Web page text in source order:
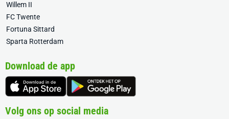
Willem II
FC Twente
Fortuna Sittard
Sparta Rotterdam
Download de app
Volg ons op social media